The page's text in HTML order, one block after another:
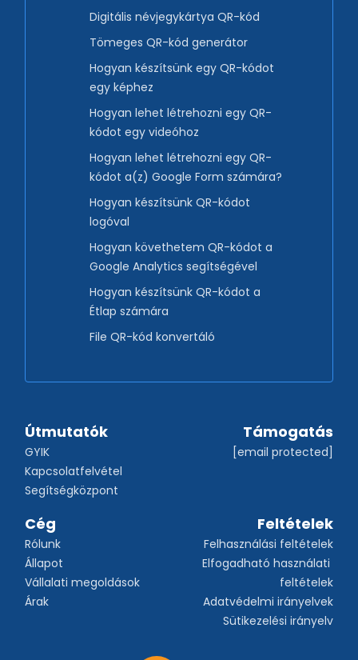
Digitális névjegykártya QR-kód
Tömeges QR-kód generátor
Hogyan készítsünk egy QR-kódot
egy képhez
Hogyan lehet létrehozni egy QR-
kódot egy videóhoz
Hogyan lehet létrehozni egy QR-
kódot a(z) Google Form számára?
Hogyan készítsünk QR-kódot
logóval
Hogyan követhetem QR-kódot a
Google Analytics segítségével
Hogyan készítsünk QR-kódot a
Étlap számára
File QR-kód konvertáló
Útmutatók
GYIK
Kapcsolatfelvétel
Segítségközpont
Támogatás
[email protected]
Cég
Rólunk
Állapot
Vállalati megoldások
Árak
Feltételek
Felhasználási feltételek
Elfogadható használati
feltételek
Adatvédelmi irányelvek
Sütikezelési irányelv